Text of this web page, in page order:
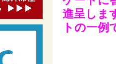
進呈しま
トの一例